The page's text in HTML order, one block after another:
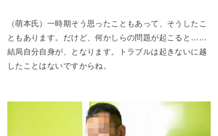
（萌本氏）一時期そう思ったこともあって、そうしたこ
ともあります。だけど、何かしらの問題が起こると……
結局自分自身が、となります。トラブルは起きないに越
したことはないですからね。